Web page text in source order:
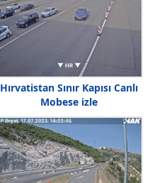
Hırvatistan Sınır Kapısı Canlı
Mobese izle